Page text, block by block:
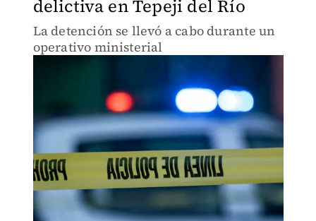
delictiva en Tepeji del Río
La detención se llevó a cabo durante un
operativo ministerial